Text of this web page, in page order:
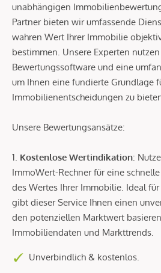
unabhängigen
Partner bieten wir umfassende
wahren Wert Ihrer Immobilie
bestimmen. Unsere Experten
Bewertungssoftware und eine
um Ihnen eine fundierte Grundlage
Immobilienentscheidungen zu
Unsere Bewertungsansätze:
1. Kostenlose Wertindikation:
ImmoWert-Rechner für eine
des Wertes Ihrer Immobilie. Ideal
gibt dieser Service Ihnen einen
den potenziellen Marktwert
Immobiliendaten und Markttrends.
Unverbindlich & kostenlos.